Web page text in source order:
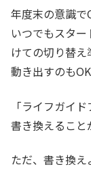
年度末の意識で
いつでもスタ
けての切り替え
動き出すのもOK
「ライフガイ
書き換えること
ただ、書き換